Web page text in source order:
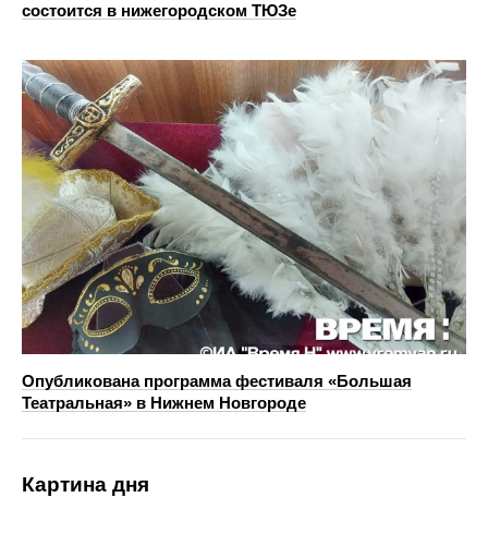
состоится в нижегородском ТЮЗе
Опубликована программа фестиваля «Большая
Театральная» в Нижнем Новгороде
Картина дня